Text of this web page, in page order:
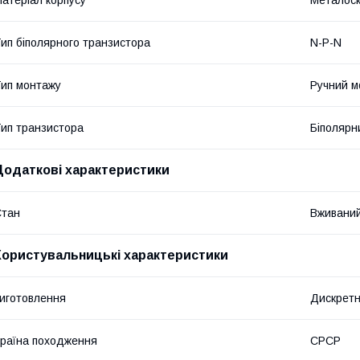
біполярного транзистора N-P-N
монтажу Ручний
транзистора
характеристики
характеристики
походження СРСР